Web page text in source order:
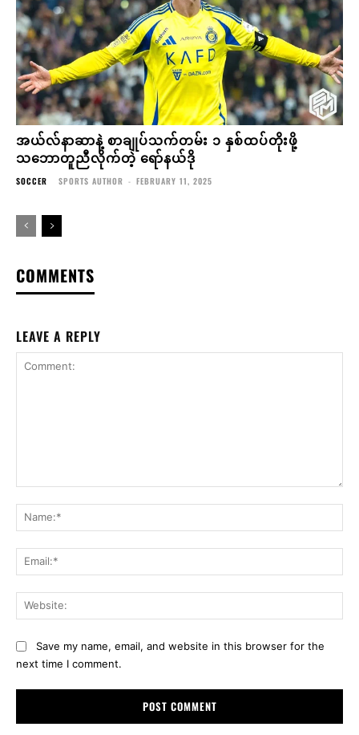
အယ်လ်နာဆာနဲ့ စာချုပ်သက်တမ်း ၁ နှစ်ထပ်တိုးဖို့
သဘောတူညီလိုက်တဲ့ ရော်နယ်ဒို
SOCCER SPORTS AUTHOR - FEBRUARY 11, 2025
COMMENTS
LEAVE A REPLY
Save my name, email, and website in this browser for the
next time I comment.